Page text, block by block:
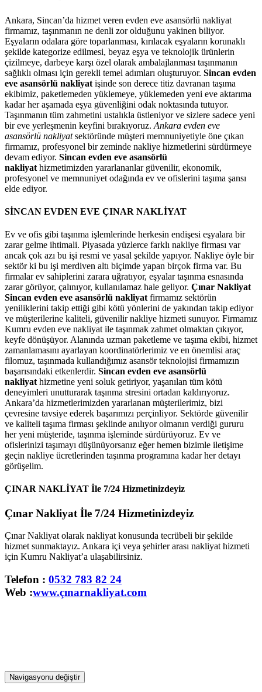
Ankara, Sincan’da hizmet veren evden eve asansörlü nakliyat
firmamız, taşınmanın ne denli zor olduğunu yakinen biliyor.
Eşyaların odalara göre toparlanması, kırılacak eşyaların korunaklı
şekilde kategorize edilmesi, beyaz eşya ve teknolojik ürünlerin
çizilmeye, darbeye karşı özel olarak ambalajlanması taşınmanın
sağlıklı olması için gerekli temel adımları oluşturuyor. Sincan evden
eve asansörlü nakliyat işinde son derece titiz davranan taşıma
ekibimiz, paketlemeden yüklemeye, yüklemeden yeni eve aktarıma
kadar her aşamada eşya güvenliğini odak noktasında tutuyor.
Taşınmanın tüm zahmetini ustalıkla üstleniyor ve sizlere sadece yeni
bir eve yerleşmenin keyfini bırakıyoruz. Ankara evden eve
asansörlü nakliyatsektöründe müşteri memnuniyetiyle öne çıkan
firmamız, profesyonel bir zeminde nakliye hizmetlerini sürdürmeye
devam ediyor. Sincan evden eve asansörlü
nakliyat hizmetimizden yararlananlar güvenilir, ekonomik,
profesyonel ve memnuniyet odağında ev ve ofislerini taşıma şansı
elde ediyor.
SİNCAN EVDEN EVE ÇINAR NAKLİYAT
Ev ve ofis gibi taşınma işlemlerinde herkesin endişesi eşyalara bir
zarar gelme ihtimali. Piyasada yüzlerce farklı nakliye firması var
ancak çok azı bu işi resmi ve yasal şekilde yapıyor. Nakliye öyle bir
sektör ki bu işi merdiven altı biçimde yapan birçok firma var. Bu
firmalar ev sahiplerini zarara uğratıyor, eşyalar taşınma esnasında
zarar görüyor, çalınıyor, kullanılamaz hale geliyor. Çınar Nakliyat
Sincan evden eve asansörlü nakliyat firmamız sektörün
yeniliklerini takip ettiği gibi kötü yönlerini de yakından takip ediyor
ve müşterilerine kaliteli, güvenilir nakliye hizmeti sunuyor. Firmamız
Kumru evden eve nakliyat ile taşınmak zahmet olmaktan çıkıyor,
keyfe dönüşüyor. Alanında uzman paketleme ve taşıma ekibi, hizmet
zamanlamasını ayarlayan koordinatörlerimiz ve en önemlisi araç
filomuz, taşınmada kullandığımız asansör teknolojisi firmamızın
başarısındaki etkenlerdir. Sincan evden eve asansörlü
nakliyat hizmetine yeni soluk getiriyor, yaşanılan tüm kötü
deneyimleri unutturarak taşınma stresini ortadan kaldırıyoruz.
Ankara’da hizmetlerimizden yararlanan müşterilerimiz, bizi
çevresine tavsiye ederek başarımızı perçinliyor. Sektörde güvenilir
ve kaliteli taşıma firması şeklinde anılıyor olmanın verdiği gururu
her yeni müşteride, taşınma işleminde sürdürüyoruz. Ev ve
ofislerinizi taşımayı düşünüyorsanız eğer hemen bizimle iletişime
geçin nakliye ücretlerinden taşınma programına kadar her detayı
görüşelim.
ÇINAR NAKLİYAT İle 7/24 Hizmetinizdeyiz
Çınar Nakliyat İle 7/24 Hizmetinizdeyiz
Çınar Nakliyat olarak nakliyat konusunda tecrübeli bir şekilde
hizmet sunmaktayız. Ankara içi veya şehirler arası nakliyat hizmeti
için Kumru Nakliyat’a ulaşabilirsiniz.
Telefon : 0532 783 82 24
Web :www.çınarnakliyat.com
Navigasyonu değiştir